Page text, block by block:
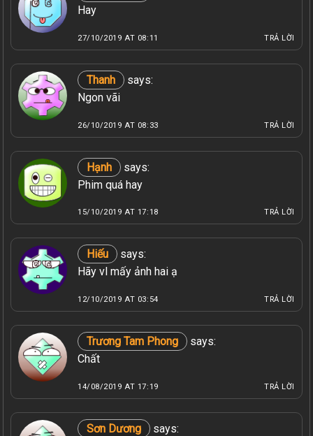
Hay
27/10/2019 AT 08:11 TRẢ LỜI
Thanh
says:
Ngon vãi
26/10/2019 AT 08:33 TRẢ LỜI
Hạnh
says:
Phim quá hay
15/10/2019 AT 17:18 TRẢ LỜI
Hiếu
says:
Hãy vl mấy ảnh hai ạ
12/10/2019 AT 03:54 TRẢ LỜI
Trương Tam Phong
says:
Chất
14/08/2019 AT 17:19 TRẢ LỜI
Sơn Dương
says: